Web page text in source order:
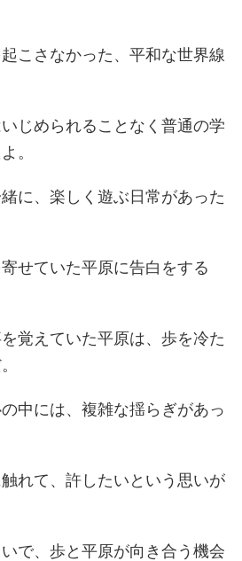
こさなかった、平和な世界線
じめられることなく普通の学
。
に、楽しく遊ぶ日常があった
せていた平原に告白をする
覚えていた平原は、歩を冷た
中には、複雑な揺らぎがあっ
れて、許したいという思いが
で、歩と平原が向き合う機会